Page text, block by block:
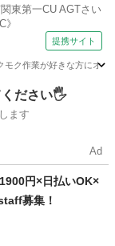
東第一CU AGTさい
提携サイト
ク作業が好きな方にオ
ください🖐️
ます
Ad
円×日払いOK×
募集！